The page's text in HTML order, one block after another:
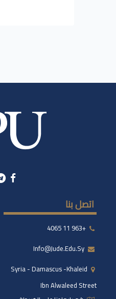
اتصل بنا
+963 11 4065
Syria - Damascus -khaleid
Ibn Alwaleed Street